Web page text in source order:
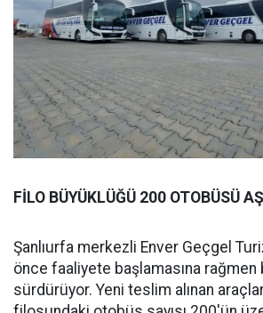
FİLO BÜYÜKLÜĞÜ 200 OTOBÜSÜ
Şanlıurfa merkezli Enver Geçgel
önce faaliyete başlamasına
sürdürüyor. Yeni teslim alınan